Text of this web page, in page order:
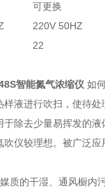
可更换
220V 50HZ
22
智能氮气浓缩仪 如
液进行吹扫，使待
除去少量易挥发的
仪较理想。被广泛
质的干湿、通风橱内